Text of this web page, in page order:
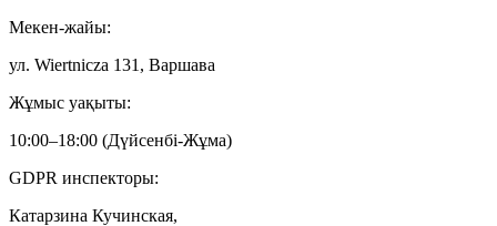
Мекен-жайы:
ул. Wiertnicza 131, Варшава
Жұмыс уақыты:
10:00–18:00 (Дүйсенбі-Жұма)
GDPR инспекторы:
Катарзина Кучинская,